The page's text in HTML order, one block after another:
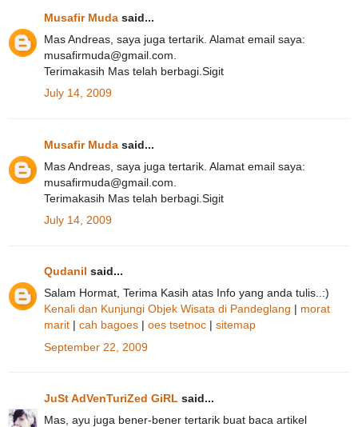
Musafir Muda said...
Mas Andreas, saya juga tertarik. Alamat email saya:
musafirmuda@gmail.com.
Terimakasih Mas telah berbagi.Sigit
July 14, 2009
Musafir Muda said...
Mas Andreas, saya juga tertarik. Alamat email saya:
musafirmuda@gmail.com.
Terimakasih Mas telah berbagi.Sigit
July 14, 2009
Qudanil said...
Salam Hormat, Terima Kasih atas Info yang anda tulis..:)
Kenali dan Kunjungi Objek Wisata di Pandeglang | morat
marit | cah bagoes | oes tsetnoc | sitemap
September 22, 2009
JuSt AdVenTuriZed GiRL said...
Mas, ayu juga bener-bener tertarik buat baca artikel